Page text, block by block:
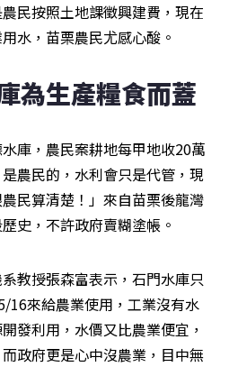
民按照土地課徵興建費，現在
水，苗栗農民尤感心酸。
為生產糧食而蓋
水庫，農民案耕地每甲地收20萬
農民的，水利會只是代管，現
民算清楚！」來自苗栗後龍灣
史，不許政府賣糊塗帳。
教授張森富表示，石門水庫只
16來給農業使用，工業沒有水
發利用，水價又比農業便宜，
政府更是心中沒農業，目中無